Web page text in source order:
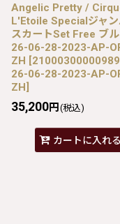
Angelic Pretty /
L'Etoile Specialジャン
スカートSet Free ブ
26-06-28-2023-AP-
ZH [
26-06-28-2023-AP-
ZH]
35,200円 (税込)
カートに入れる